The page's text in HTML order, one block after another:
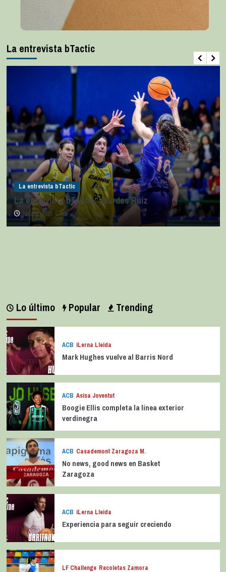
La entrevista bTactic
La entrevista bTactic
La entrevista bTactic: Lourdes Ruiz
julio 11, 2026 0
Lo último Popular Trending
ACB iLerna Lleida
Mark Hughes vuelve al Barris Nord
ACB Asisa Joventut
Boogie Ellis completa la línea exterior
verdinegra
ACB Casademont Zaragoza M.
No news, good news en Basket
Zaragoza
ACB iLerna Lleida
Experiencia para seguir creciendo
LF Challenge Recoletas Zamora